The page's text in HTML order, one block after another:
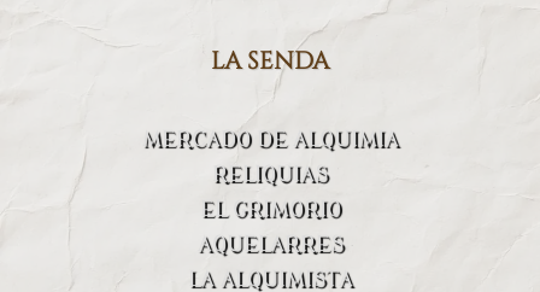
la senda
MERCADO DE ALQUIMIA
RELIQUIAS
EL GRIMORIO
AQUELARRES
LA ALQUIMISTA